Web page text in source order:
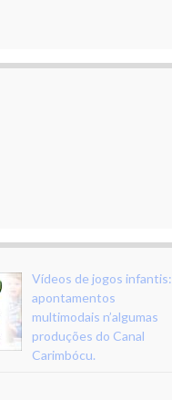
Vídeos de jogos infantis:
apontamentos
multimodais n’algumas
produções do Canal
Carimbócu.